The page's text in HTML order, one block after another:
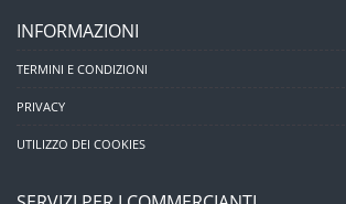
INFORMAZIONI
TERMINI E CONDIZIONI
PRIVACY
UTILIZZO DEI COOKIES